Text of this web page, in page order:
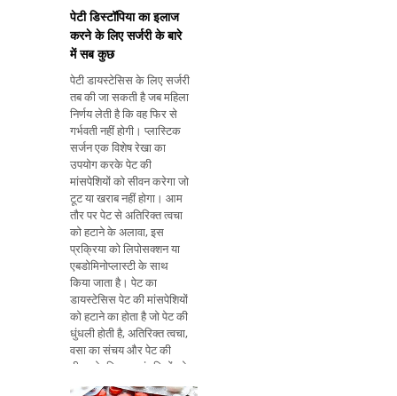
पेटी डिस्टॉपिया का इलाज
करने के लिए सर्जरी के बारे
में सब कुछ
पेटी डायस्टेसिस के लिए सर्जरी
तब की जा सकती है जब महिला
निर्णय लेती है कि वह फिर से
गर्भवती नहीं होगी। प्लास्टिक
सर्जन एक विशेष रेखा का
उपयोग करके पेट की
मांसपेशियों को सीवन करेगा जो
टूट या खराब नहीं होगा। आम
तौर पर पेट से अतिरिक्त त्वचा
को हटाने के अलावा, इस
प्रक्रिया को लिपोसक्शन या
एबडोमिनोप्लास्टी के साथ
किया जाता है। पेट का
डायस्टेसिस पेट की मांसपेशियों
को हटाने का होता है जो पेट की
धुंधली होती है, अतिरिक्त त्वचा,
वसा का संचय और पेट की
दीवार के खिलाफ उंगलियों को
दबाकर, कोई 'पेट में छेद'